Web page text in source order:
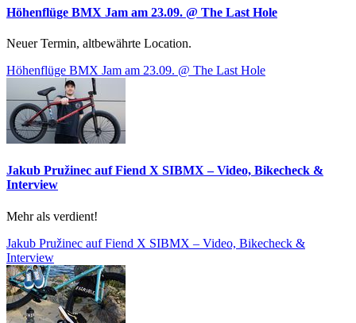
Höhenflüge BMX Jam am 23.09. @ The Last Hole
Neuer Termin, altbewährte Location.
Höhenflüge BMX Jam am 23.09. @ The Last Hole
Jakub Pružinec auf Fiend X SIBMX – Video, Bikecheck &
Interview
Mehr als verdient!
Jakub Pružinec auf Fiend X SIBMX – Video, Bikecheck &
Interview